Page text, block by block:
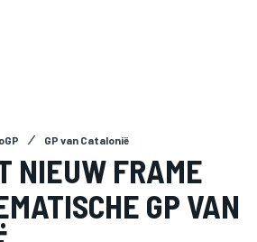
GP van Catalonië
NIEUW FRAME
GP VAN